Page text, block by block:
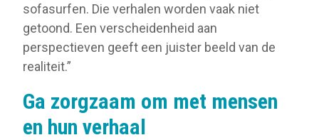
sofasurfen. Die verhalen worden vaak niet
getoond. Een verscheidenheid aan
perspectieven geeft een juister beeld van de
realiteit.”
Ga zorgzaam om met mensen
en hun verhaal